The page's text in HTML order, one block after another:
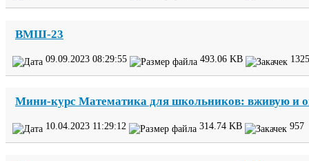
ВМШ-​23
09 09 2023 08:29:55 493 06 KB 1325
Мини-​курс Математика для школьников: вживую и
10 04 2023 11:29:12 314 74 KB 957